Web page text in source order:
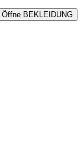
Öffne BEKLEIDUNG